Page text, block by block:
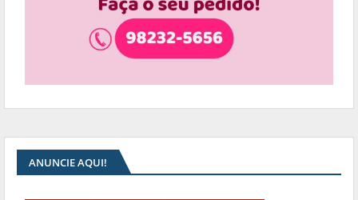
ANUNCIE AQUI!